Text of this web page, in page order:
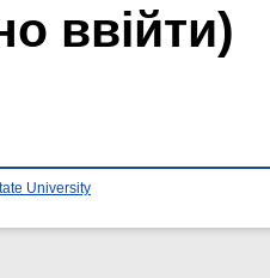
ввійти)
University